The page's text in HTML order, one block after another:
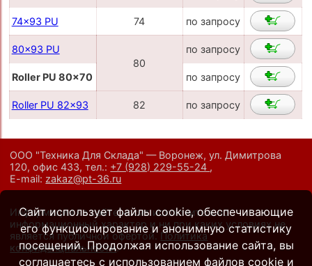
74x93 PU 74 по запросу
80x93 PU
80
по запросу
Roller PU 80x70 по запросу
Roller PU 82x93 82 по запросу
ООО "Техника Для Склада" — Воронеж, ул. Димитрова
120, офис 433,тел.: +7 (928) 229-55-24 ,
E-mail: zakaz@pt-36.ru
Информация на сайте носит исключительно
информационный характер и ни при каких условиях не
является публичной офертой. Политика
конфиденциальности.
Сайт использует файлы cookie, обеспечивающие
его функционирование и анонимную статистику
посещений. Продолжая использование сайта, вы
соглашаетесь с использованием файлов cookie и